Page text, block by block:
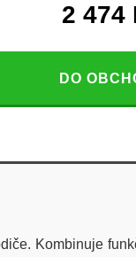
2 474
DO
Kombinuje